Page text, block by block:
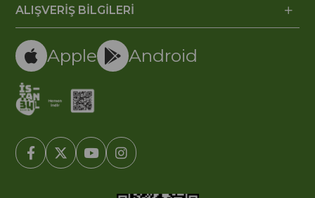
ALIŞVERİŞ BİLGİLERİ
Apple Android